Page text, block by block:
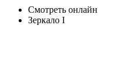
Смотреть онлайн
Зеркало I